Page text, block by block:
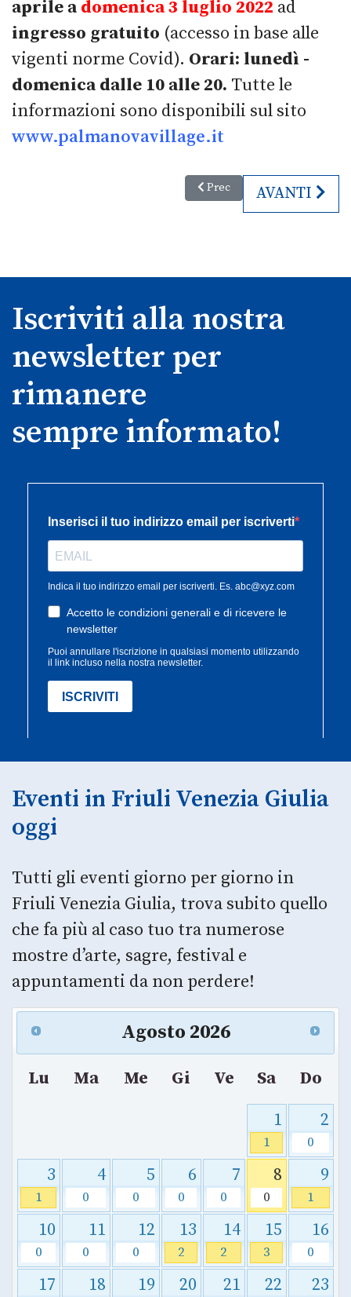
aprile adomenica 3 luglio 2022 ad
ingresso gratuito (accesso in base alle
vigenti norme Covid). Orari: lunedì -
domenica dalle 10 alle 20. Tutte le
informazioni sono disponibili sul sito
www.palmanovavillage.it
Articolo precedente:
Prec ARTICOLO
AVANTI
Iscriviti alla nostra
newsletter per
rimanere
sempre informato!
Eventi in Friuli Venezia Giulia
oggi
Tutti gli eventi giorno per giorno in
Friuli Venezia Giulia, trova subito quello
che fa più al caso tuo tra numerose
mostre d’arte, sagre, festival e
appuntamenti da non perdere!
Agosto 2026
Lu Ma Me Gi Ve Sa
Do
1
1
2
0
3
1
4
0
5
0
6
0
7
0
8
0
9
1
10
0
11
0
12
0
13
2
14
2
15
3
16
0
17 18 19 20 21 22 23